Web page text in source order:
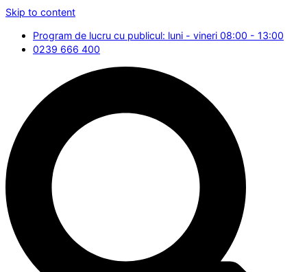
Skip to content
Program de lucru cu publicul: luni - vineri 08:00 - 13:00
0239 666 400